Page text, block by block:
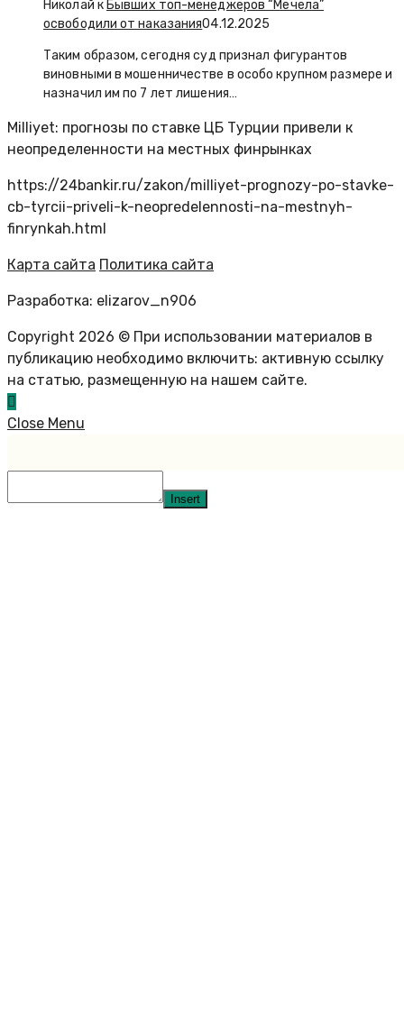
Николай к Бывших топ-менеджеров “Мечела”
освободили от наказания04.12.2025
Таким образом, сегодня суд признал фигурантов
виновными в мошенничестве в особо крупном размере и
назначил им по 7 лет лишения…
Milliyet: прогнозы по ставке ЦБ Турции привели к
неопределенности на местных финрынках
https://24bankir.ru/zakon/milliyet-prognozy-po-stavke-
cb-tyrcii-priveli-k-neopredelennosti-na-mestnyh-
finrynkah.html
Карта сайта Политика сайта
Разработка: elizarov_n906
Copyright 2026 © При использовании материалов в
публикацию необходимо включить: активную ссылку
на статью, размещенную на нашем сайте.
Close Menu
Insert